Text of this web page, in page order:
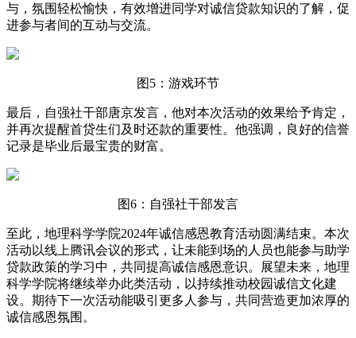
与，氛围轻松愉快，有效增进同学对诚信贷款知识的了解，促
进参与者间的互动与交流。
图5：游戏环节
最后，自强社干部唐京发言，他对本次活动的效果给予肯定，
并再次提醒首贷生们及时还款的重要性。他强调，良好的信誉
记录是毕业后最宝贵的财富。
图6：自强社干部发言
至此，地理科学学院2024年诚信感恩教育活动圆满结束。本次
活动以线上腾讯会议的形式，让未能到场的人员也能参与助学
贷款政策的学习中，共同提高诚信感恩意识。展望未来，地理
科学学院将继续举办此类活动，以持续推动校园诚信文化建
设。期待下一次活动能吸引更多人参与，共同营造更加浓厚的
诚信感恩氛围。